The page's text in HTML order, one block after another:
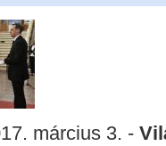
március 3. -